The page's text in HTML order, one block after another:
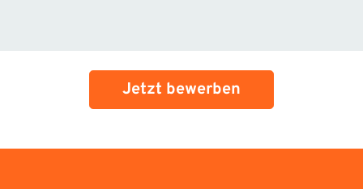
Jetzt bewerben